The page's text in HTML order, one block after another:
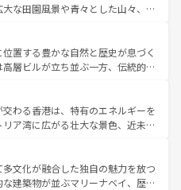
理が待っている。夜には、韓国な
韓国の多彩な魅力を心ゆくまで味
てみてほしい。 なお、新着の韓国情報はコンテンツ一
な田園風景や青々とした山々、世
息づく。ハノイの古い町並みやホ
治時代の建物も、独特の雰囲気を
バラエティの豊かさとおいしさで
ー、ベトナムコーヒーなどは、ぜ
の地域を訪れてもあたたかい人々
ので、きっと忘れられない旅にな
置する豊かな自然と歴史が息づく
層ビルが立ち並ぶ一方、伝統的な
北部ではチェンマイなどの山岳地
部ではプーケットやクラビの美し
を楽しむことができる。タイ料理
暖で、どの季節にも異なる楽しみ
すいタイの人々、仏教を中心とし
光資源が、訪れる旅人を魅了し続
わる香港は、特有のエネルギーを
ア湾に広がる壮大な景色、近未来
するはず。観光スポットが密集し
ろを回れるのも魅力。息をのむよ
験まで、香港を存分に楽しみ尽く
文化が融合した独自の魅力を放つ
建築物が並ぶマリーナベイ、歴史